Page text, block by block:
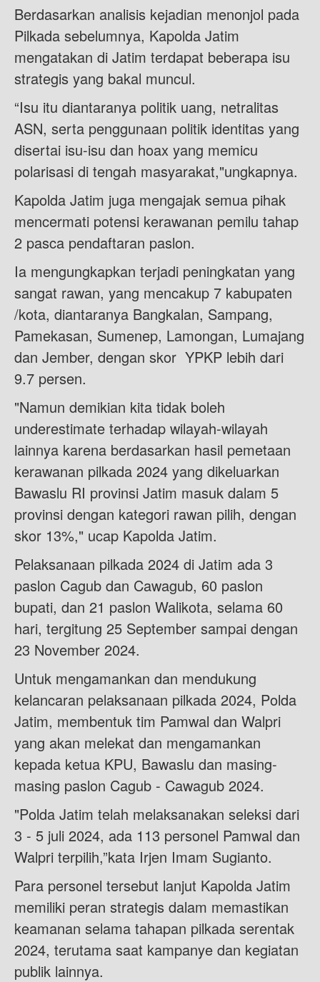
Berdasarkan analisis kejadian menonjol pada
Pilkada sebelumnya, Kapolda Jatim
mengatakan di Jatim terdapat beberapa isu
strategis yang bakal muncul.
“Isu itu diantaranya politik uang, netralitas
ASN, serta penggunaan politik identitas yang
disertai isu-isu dan hoax yang memicu
polarisasi di tengah masyarakat,"ungkapnya.
Kapolda Jatim juga mengajak semua pihak
mencermati potensi kerawanan pemilu tahap
2 pasca pendaftaran paslon.
Ia mengungkapkan terjadi peningkatan yang
sangat rawan, yang mencakup 7 kabupaten
/kota, diantaranya Bangkalan, Sampang,
Pamekasan, Sumenep, Lamongan, Lumajang
dan Jember, dengan skor YPKP lebih dari
9.7 persen.
"Namun demikian kita tidak boleh
underestimate terhadap wilayah-wilayah
lainnya karena berdasarkan hasil pemetaan
kerawanan pilkada 2024 yang dikeluarkan
Bawaslu RI provinsi Jatim masuk dalam 5
provinsi dengan kategori rawan pilih, dengan
skor 13%," ucap Kapolda Jatim.
Pelaksanaan pilkada 2024 di Jatim ada 3
paslon Cagub dan Cawagub, 60 paslon
bupati, dan 21 paslon Walikota, selama 60
hari, tergitung 25 September sampai dengan
23 November 2024.
Untuk mengamankan dan mendukung
kelancaran pelaksanaan pilkada 2024, Polda
Jatim, membentuk tim Pamwal dan Walpri
yang akan melekat dan mengamankan
kepada ketua KPU, Bawaslu dan masing-
masing paslon Cagub - Cawagub 2024.
"Polda Jatim telah melaksanakan seleksi dari
3 - 5 juli 2024, ada 113 personel Pamwal dan
Walpri terpilih,”kata Irjen Imam Sugianto.
Para personel tersebut lanjut Kapolda Jatim
memiliki peran strategis dalam memastikan
keamanan selama tahapan pilkada serentak
2024, terutama saat kampanye dan kegiatan
publik lainnya.